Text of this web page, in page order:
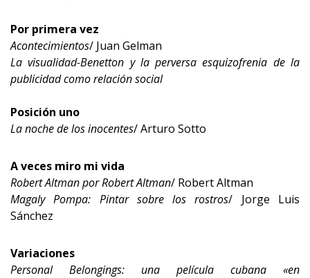
Por primera vez
Acontecimientos/ Juan Gelman
La visualidad-Benetton y la perversa esquizofrenia de la
publicidad como relación social
Posición uno
La noche de los inocentes/ Arturo Sotto
A veces miro mi vida
Robert Altman por Robert Altman/ Robert Altman
Magaly Pompa: Pintar sobre los rostros/ Jorge Luis
Sánchez
Variaciones
Personal Belongings: una película cubana «en